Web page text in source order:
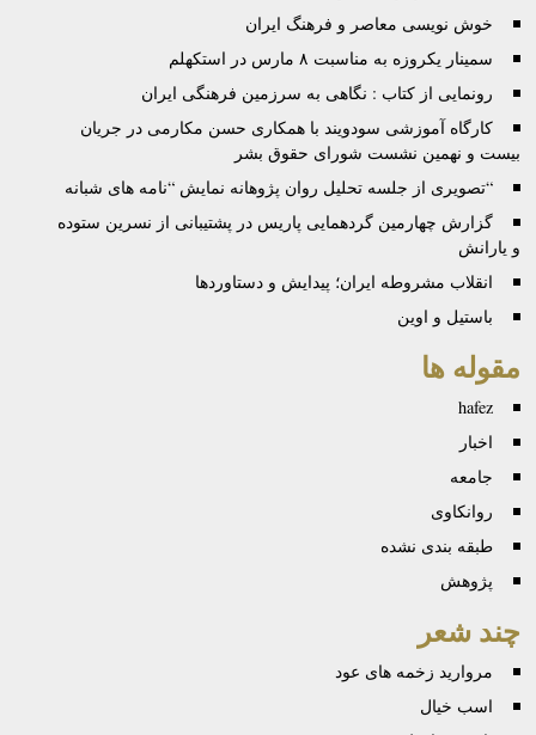
خوش نویسی معاصر و فرهنگ ایران
سمینار یکروزه‌ به‌ مناسبت ۸ مارس در استکهلم
رونمایی از کتاب : نگاهی به سرزمین فرهنگی ایران
کارگاه آموزشی سودويند با همکاری حسن مکارمی در جريان
بيست و نهمين نشست شورای حقوق بشر
“تصویری از جلسه تحلیل روان پژوهانه نمایش “نامه های شبانه
گزارش چهارمین گردهمایی پاریس در پشتیبانی از نسرین ستوده
و یارانش
انقلاب مشروطه ایران؛ پیدایش و دستاوردها
باستیل و اوین
مقوله ها
hafez
اخبار
جامعه
روانكاوی
طبقه بندی نشده
پژوهش
چند شعر
مروارید زخمه های عود
اسب خیال